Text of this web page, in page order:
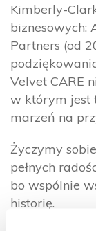
Kimberly-
biznesowych:
Partners (od
Velvet CARE
w którym jest
marzeń na
Życzymy
pełnych
bo wspólnie
historię.